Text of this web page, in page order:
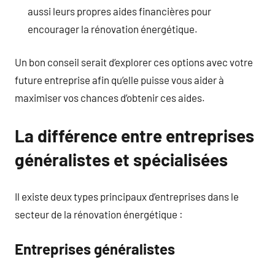
aussi leurs propres aides financières pour
encourager la rénovation énergétique.
Un bon conseil serait d’explorer ces options avec votre
future entreprise afin qu’elle puisse vous aider à
maximiser vos chances d’obtenir ces aides.
La différence entre entreprises
généralistes et spécialisées
Il existe deux types principaux d’entreprises dans le
secteur de la rénovation énergétique :
Entreprises généralistes